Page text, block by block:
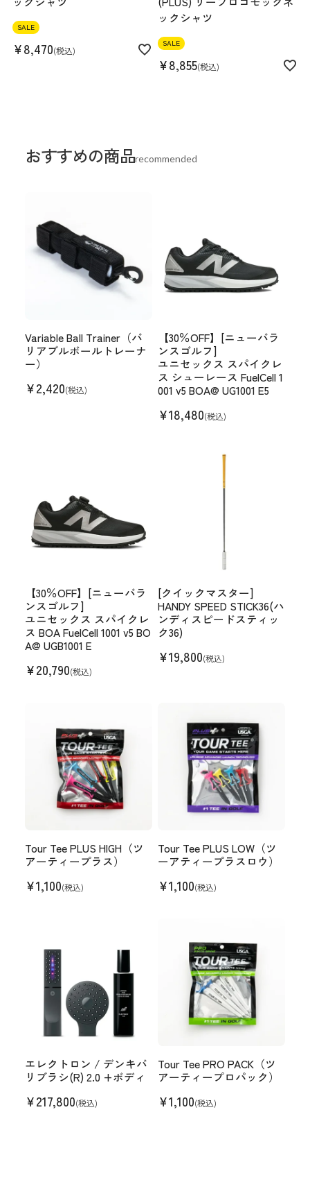
SALE
¥8,470 税込
ックシャツ
SALE
¥8,855 税込
おすすめの商品recommended
Variable Ball Trainer（バ
リアブルボールトレーナ
ー）
¥2,420(税込)
【30％OFF】[ニューバラ
ンスゴルフ]
ユニセックス スパイクレ
ス シューレース FuelCell 1
001 v5 BOA@ UG1001 E5
¥18,480(税込)
【30％OFF】[ニューバラ
ンスゴルフ]
ユニセックス スパイクレ
ス BOA FuelCell 1001 v5 BO
A@ UGB1001 E
¥20,790(税込)
[クイックマスター]
HANDY SPEED STICK36(ハ
ンディスピードスティッ
ク36)
¥19,800(税込)
Tour Tee PLUS HIGH（ツ
アーティープラス）
¥1,100(税込)
Tour Tee PLUS LOW（ツ
ーアティープラスロウ）
¥1,100(税込)
エレクトロン / デンキバ
リブラシ(R) 2.0 +ボディ
¥217,800(税込)
Tour Tee PRO PACK（ツ
アーティープロパック）
¥1,100(税込)